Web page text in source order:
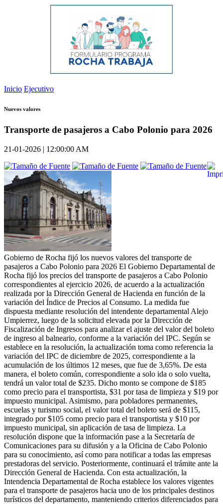
Inicio Ejecutivo
Nuevos valores
Transporte de pasajeros a Cabo Polonio para 2026
21-01-2026 | 12:00:00 AM
Gobierno de Rocha fijó los nuevos valores del transporte de
pasajeros a Cabo Polonio para 2026 El Gobierno Departamental de
Rocha fijó los precios del transporte de pasajeros a Cabo Polonio
correspondientes al ejercicio 2026, de acuerdo a la actualización
realizada por la Dirección General de Hacienda en función de la
variación del Índice de Precios al Consumo. La medida fue
dispuesta mediante resolución del intendente departamental Alejo
Umpierrez, luego de la solicitud elevada por la Dirección de
Fiscalización de Ingresos para analizar el ajuste del valor del boleto
de ingreso al balneario, conforme a la variación del IPC. Según se
establece en la resolución, la actualización toma como referencia la
variación del IPC de diciembre de 2025, correspondiente a la
acumulación de los últimos 12 meses, que fue de 3,65%. De esta
manera, el boleto común, correspondiente a solo ida o solo vuelta,
tendrá un valor total de $235. Dicho monto se compone de $185
como precio para el transportista, $31 por tasa de limpieza y $19 por
impuesto municipal. Asimismo, para pobladores permanentes,
escuelas y turismo social, el valor total del boleto será de $115,
integrado por $105 como precio para el transportista y $10 por
impuesto municipal, sin aplicación de tasa de limpieza. La
resolución dispone que la información pase a la Secretaría de
Comunicaciones para su difusión y a la Oficina de Cabo Polonio
para su conocimiento, así como para notificar a todas las empresas
prestadoras del servicio. Posteriormente, continuará el trámite ante la
Dirección General de Hacienda. Con esta actualización, la
Intendencia Departamental de Rocha establece los valores vigentes
para el transporte de pasajeros hacia uno de los principales destinos
turísticos del departamento, manteniendo criterios diferenciados para